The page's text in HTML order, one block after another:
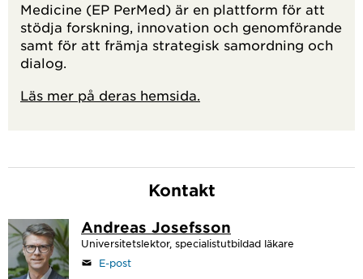
Medicine (EP PerMed) är en plattform för att
stödja forskning, innovation och genomförande
samt för att främja strategisk samordning och
dialog.
Läs mer på deras hemsida.
Kontakt
Andreas Josefsson
Universitetslektor, specialistutbildad läkare
E-post